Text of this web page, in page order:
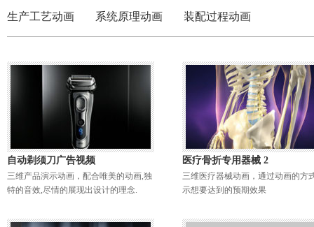
生产工艺动画 系统原理动画 装配过程动画
自动剃须刀广告视频
三维产品演示动画，配合唯美的动画,独
特的音效,尽情的展现出设计的理念.
医疗骨折专用器械 2
三维医疗器械动画，通过动画的方
示想要达到的预期效果